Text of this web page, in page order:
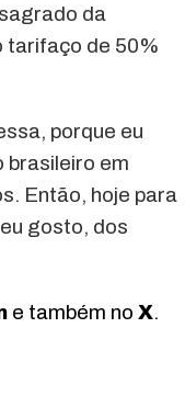
da
tarifaço de 50%
porque eu
brasileiro em
Então, hoje para
gosto, dos
e também no X.